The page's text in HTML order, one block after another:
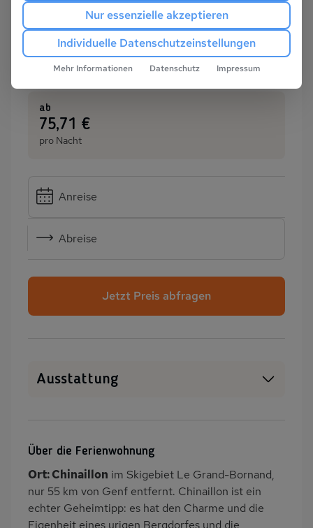
ab
:75,71 €
pro Nacht
Anreise
Abreise
Jetzt Preis abfragen
Ausstattung
Heizung
Wäschetrockner
Balkon/Loggia
PKW-Parkplatz
Dusche
Über die Ferienwohnung
Ort: Chinaillon im Skigebiet Le Grand-Bornand,
nur 55 km von Genf entfernt. Chinaillon ist ein
echter Geheimtipp: es hat den Charme und die
Eigenheit eines urigen Bergdorfes und die
Nur essenzielle akzeptieren
Individuelle Datenschutzeinstellungen
Mehr Informationen Datenschutz Impressum